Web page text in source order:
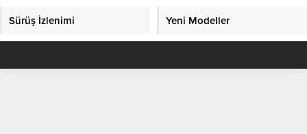
Sürüş İzlenimi Yeni Modeller